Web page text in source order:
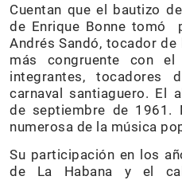
Cuentan que el bautizo
de Enrique Bonne tomó
Andrés Sandó, tocador
más congruente con
integrantes, tocadores
carnaval santiaguero. El
de septiembre de 1961.
numerosa de la música
Su participación en los
de La Habana y el